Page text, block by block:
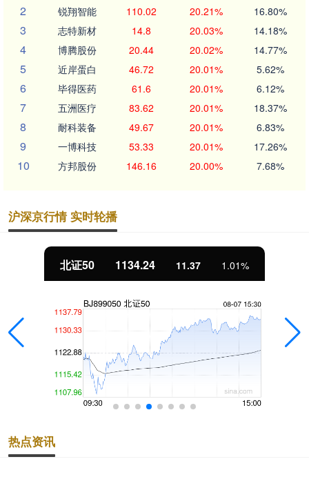
2 锐翔智能 110.02 20.21% 16.80%
3 志特新材 14.8 20.03% 14.18%
4 博腾股份 20.44 20.02% 14.77%
5 近岸蛋白 46.72 20.01% 5.62%
6 毕得医药 61.6 20.01% 6.12%
7 五洲医疗 83.62 20.01% 18.37%
8 耐科装备 49.67 20.01% 6.83%
9 一博科技 53.33 20.01% 17.26%
10 方邦股份 146.16 20.00% 7.68%
沪深京行情 实时轮播
北证50 1134.24 11.37 1.01%
热点资讯